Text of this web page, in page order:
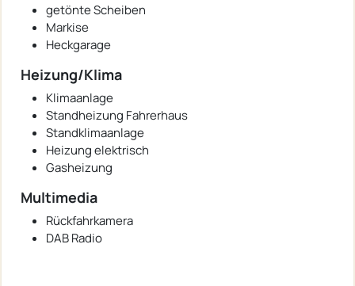
getönte Scheiben
Markise
Heckgarage
Heizung/Klima
Klimaanlage
Standheizung Fahrerhaus
Standklimaanlage
Heizung elektrisch
Gasheizung
Multimedia
Rückfahrkamera
DAB Radio